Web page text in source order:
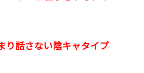
り話さない陰キャタイプ